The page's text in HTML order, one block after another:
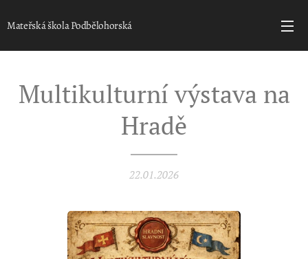
Mateřská škola Podbělohorská
Multikulturní výstava na
Hradě
22.01.2026